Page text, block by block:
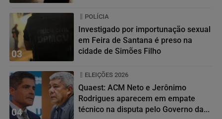
03
POLÍCIA
Investigado por importunação sexual
em Feira de Santana é preso na
cidade de Simões Filho
04
ELEIÇÕES 2026
Quaest: ACM Neto e Jerônimo
Rodrigues aparecem em empate
técnico na disputa pelo Governo da...